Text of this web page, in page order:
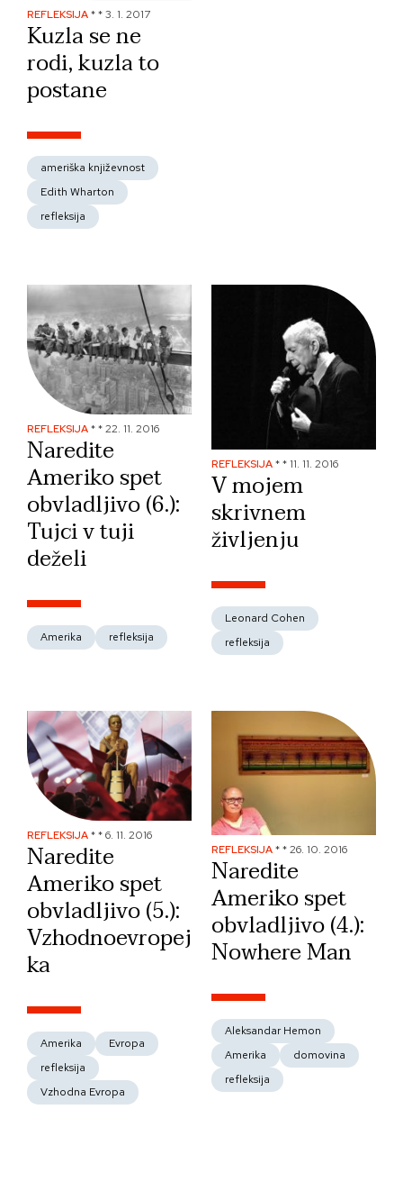
REFLEKSIJA**3. 1. 2017
Kuzla se ne
rodi, kuzla to
postane
ameriška književnost
Edith Wharton
refleksija
REFLEKSIJA**22. 11. 2016
Naredite
Ameriko spet
obvladljivo (6.):
Tujci v tuji
deželi
Amerika refleksija
REFLEKSIJA** 11. 11. 2016
V mojem
skrivnem
življenju
Leonard Cohen
refleksija
REFLEKSIJA**6. 11. 2016
Naredite
Ameriko spet
obvladljivo (5.):
Vzhodnoevropej
ka
Amerika
Evropa
refleksija
Vzhodna Evropa
REFLEKSIJA**26. 10. 2016
Naredite
Ameriko spet
obvladljivo (4.):
Nowhere Man
Aleksandar Hemon
Amerika
domovina
refleksija